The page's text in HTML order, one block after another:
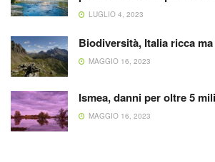
LUGLIO 4, 2023
Biodiversità, Italia ricca
MAGGIO 16, 2023
Ismea, danni per oltre 5
MAGGIO 16, 2023